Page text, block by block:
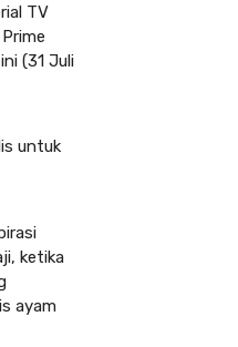
TV
(31 Juli
untuk
ketika
ayam